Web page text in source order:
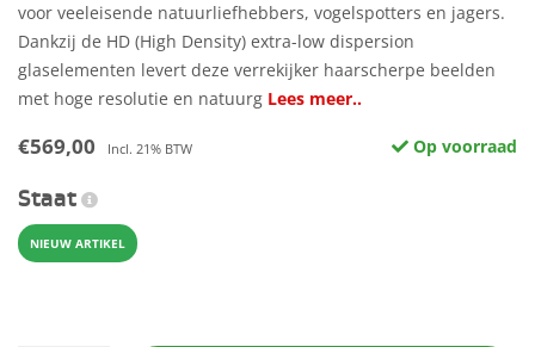
voor veeleisende natuurliefhebbers, vogelspotters en jagers.
Dankzij de HD (High Density) extra-low dispersion
glaselementen levert deze verrekijker haarscherpe beelden
met hoge resolutie en natuurg Lees meer..
€569,00 Incl. 21% BTW Op voorraad
Staat
NIEUW ARTIKEL